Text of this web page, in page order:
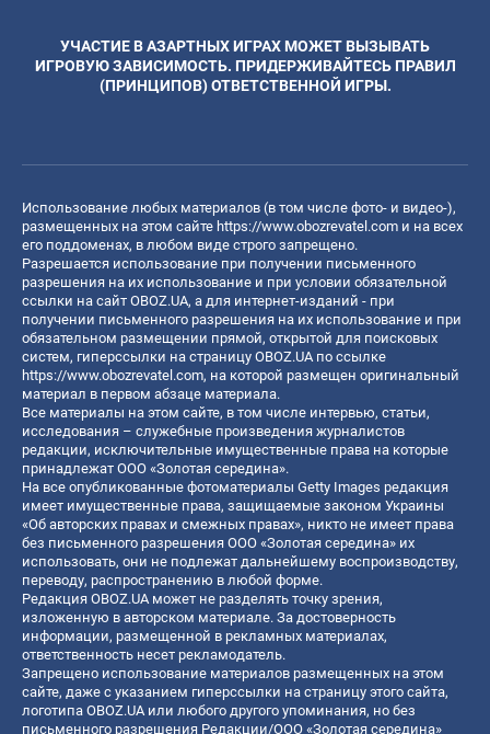
УЧАСТИЕ В АЗАРТНЫХ ИГРАХ МОЖЕТ ВЫЗЫВАТЬ
ИГРОВУЮ ЗАВИСИМОСТЬ. ПРИДЕРЖИВАЙТЕСЬ ПРАВИЛ
(ПРИНЦИПОВ) ОТВЕТСТВЕННОЙ ИГРЫ.
Использование любых материалов (в том числе фото- и видео-),
размещенных на этом сайте https://www.obozrevatel.com и на всех
его поддоменах, в любом виде строго запрещено.
Разрешается использование при получении письменного
разрешения на их использование и при условии обязательной
ссылки на сайт OBOZ.UA, а для интернет-изданий - при
получении письменного разрешения на их использование и при
обязательном размещении прямой, открытой для поисковых
систем, гиперссылки на страницу OBOZ.UA по ссылке
https://www.obozrevatel.com, на которой размещен оригинальный
материал в первом абзаце материала.
Все материалы на этом сайте, в том числе интервью, статьи,
исследования – служебные произведения журналистов
редакции, исключительные имущественные права на которые
принадлежат ООО «Золотая середина».
На все опубликованные фотоматериалы Getty Images редакция
имеет имущественные права, защищаемые законом Украины
«Об авторских правах и смежных правах», никто не имеет права
без письменного разрешения ООО «Золотая середина» их
использовать, они не подлежат дальнейшему воспроизводству,
переводу, распространению в любой форме.
Редакция OBOZ.UA может не разделять точку зрения,
изложенную в авторском материале. За достоверность
информации, размещенной в рекламных материалах,
ответственность несет рекламодатель.
Запрещено использование материалов размещенных на этом
сайте, даже с указанием гиперссылки на страницу этого сайта,
логотипа OBOZ.UA или любого другого упоминания, но без
письменного разрешения Редакции/ООО «Золотая середина»